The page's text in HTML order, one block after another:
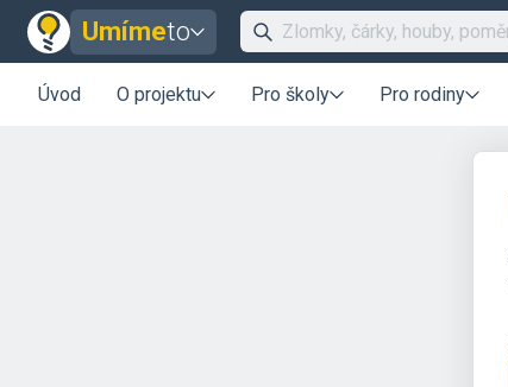
Umímeto
Úvod O projektu Pro školy Pro rodiny